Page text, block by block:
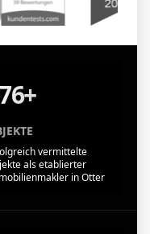
vermittelte
als etablierter
in Otter